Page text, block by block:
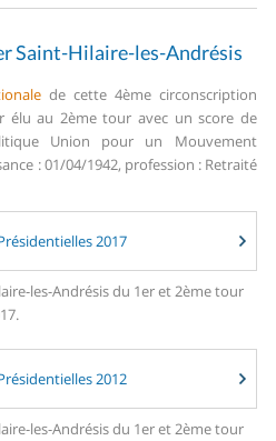
Saint-Hilaire-les-Andrésis
de cette 4ème circonscription
élu au 2ème tour avec un score de
Union pour un Mouvement
: 01/04/1942, profession : Retraité
2017
les-Andrésis du 1er et 2ème tour
2012
les-Andrésis du 1er et 2ème tour